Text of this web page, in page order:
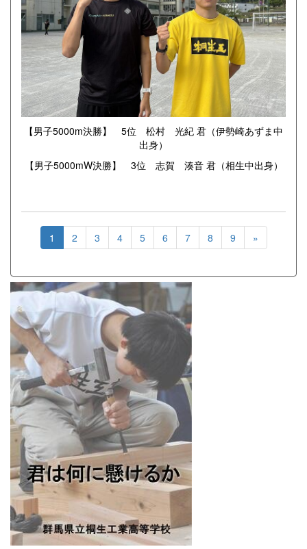
【男子5000m決勝】 5位 松村 光紀 君（伊勢崎あずま中
出身）
【男子5000mW決勝】 3位 志賀 湊音 君（相生中出身）
1 2 3 4 5 6 7 8 9 »